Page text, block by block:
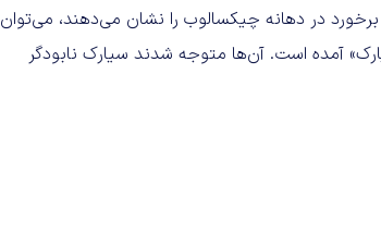
در دهانه چیکسالوب را نشان می‌دهند، می‌توان
شده است، «100 درصد از این سیارک» آمده است. آن‌ها متوجه شدند سیارک نابودگر